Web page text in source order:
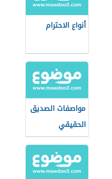
أنواع الاحترام
مواصفات الصديق
الحقيقي